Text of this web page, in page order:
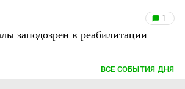
1
заподозрен в реабилитации
ВСЕ СОБЫТИЯ ДНЯ